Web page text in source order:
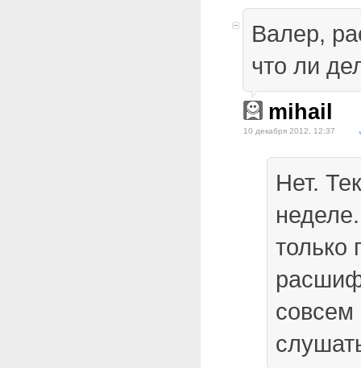
Валер,
что ли
mihail
10 декабря 2012, 12:37
Нет.
только
совсем